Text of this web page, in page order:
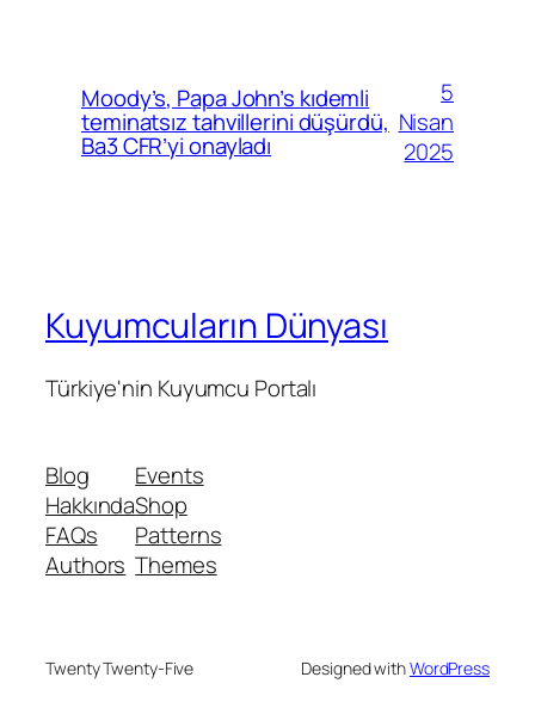
Moody’s, Papa John’s kıdemli
teminatsız tahvillerini düşürdü,
Ba3 CFR’yi onayladı
5
Nisan
2025
Kuyumcuların Dünyası
Türkiye'nin Kuyumcu Portalı
Blog
Hakkında
FAQs
Authors
Events
Shop
Patterns
Themes
Twenty Twenty-Five Designed withWordPress